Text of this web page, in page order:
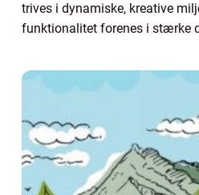
trives i dynamiske, kreative
funktionalitet forenes i stærke